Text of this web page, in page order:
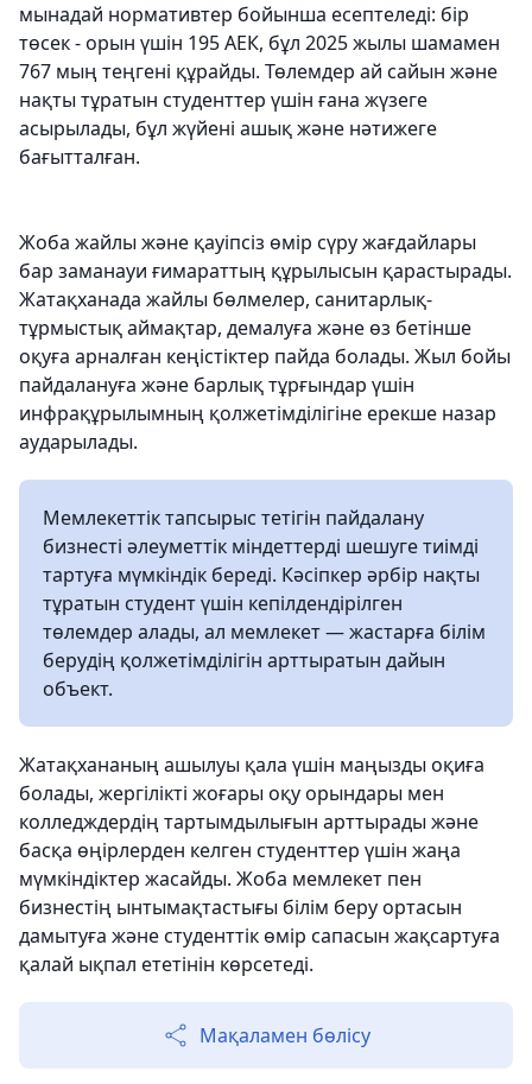
мынадай нормативтер бойынша есептеледі: бір
төсек - орын үшін 195 АЕК, бұл 2025 жылы шамамен
767 мың теңгені құрайды. Төлемдер ай сайын және
нақты тұратын студенттер үшін ғана жүзеге
асырылады, бұл жүйені ашық және нәтижеге
бағытталған.
Жоба жайлы және қауіпсіз өмір сүру жағдайлары
бар заманауи ғимараттың құрылысын қарастырады.
Жатақханада жайлы бөлмелер, санитарлық-
тұрмыстық аймақтар, демалуға және өз бетінше
оқуға арналған кеңістіктер пайда болады. Жыл бойы
пайдалануға және барлық тұрғындар үшін
инфрақұрылымның қолжетімділігіне ерекше назар
аударылады.
Мемлекеттік тапсырыс тетігін пайдалану
бизнесті әлеуметтік міндеттерді шешуге тиімді
тартуға мүмкіндік береді. Кәсіпкер әрбір нақты
тұратын студент үшін кепілдендірілген
төлемдер алады, ал мемлекет — жастарға білім
берудің қолжетімділігін арттыратын дайын
объект.
Жатақхананың ашылуы қала үшін маңызды оқиға
болады, жергілікті жоғары оқу орындары мен
колледждердің тартымдылығын арттырады және
басқа өңірлерден келген студенттер үшін жаңа
мүмкіндіктер жасайды. Жоба мемлекет пен
бизнестің ынтымақтастығы білім беру ортасын
дамытуға және студенттік өмір сапасын жақсартуға
қалай ықпал ететінін көрсетеді.
Мақаламен бөлісу